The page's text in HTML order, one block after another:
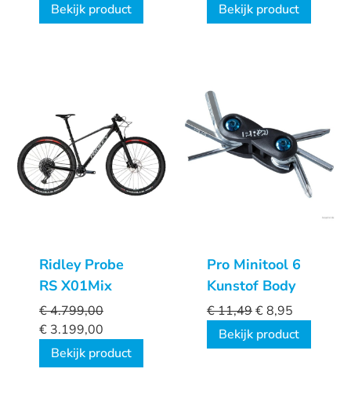
Bekijk product
Bekijk product
Ridley Probe
RS X01Mix
€4.799,00
€ 3.199,00
Bekijk product
Pro Minitool 6
Kunstof Body
€11,49€8,95
Bekijk product